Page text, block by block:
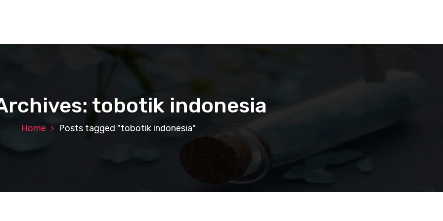
tobotik indonesia
Home Posts tagged "tobotik indonesia"